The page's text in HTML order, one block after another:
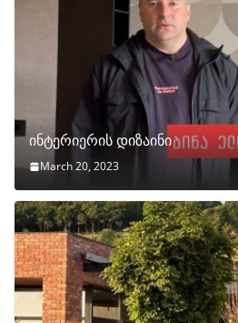
ინტერიერის დიზაინი
March 20, 2023